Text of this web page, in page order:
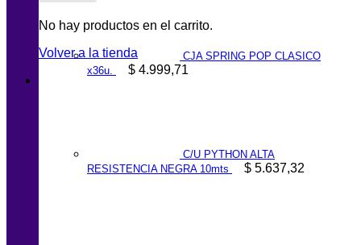
No hay productos en el carrito.
Volver a la tienda
CJA SPRING POP CLASICO
x36u.
$ 4.999,71
C/U PYTHON ALTA
RESISTENCIA NEGRA 10mts
$ 5.637,32